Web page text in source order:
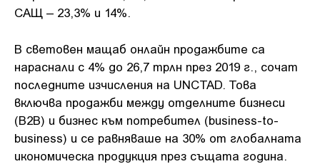
САЩ – 23,3% и 14%.
В световен мащаб онлайн продажбите са
нараснали с 4% до 26,7 трлн през 2019 г., сочат
последните изчисления на UNCTAD. Това
включва продажби между отделните бизнеси
(B2B) и бизнес към потребител (business-to-
business) и се равняваше на 30% от глобалната
икономическа продукция през същата година.